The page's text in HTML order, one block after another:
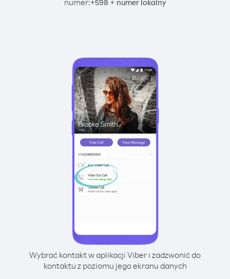
numer:+598 + numer lokalny
Wybrać kontakt w aplikacji Viber i zadzwonić do
kontaktu z poziomu jego ekranu danych